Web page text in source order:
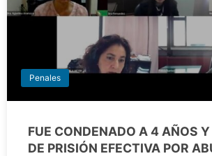
Penales
FUE CONDENADO A 4 AÑOS
DE PRISIÓN EFECTIVA POR